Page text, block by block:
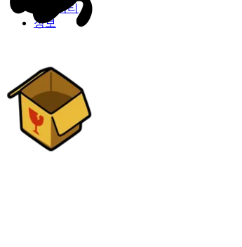
커뮤니티
정보